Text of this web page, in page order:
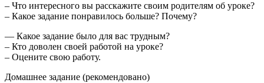
– Что интересного вы расскажите своим родителям об уроке?
– Какое задание понравилось больше? Почему?
— Какое задание было для вас трудным?
– Кто доволен своей работой на уроке?
– Оцените свою работу.
Домашнее задание (рекомендовано)